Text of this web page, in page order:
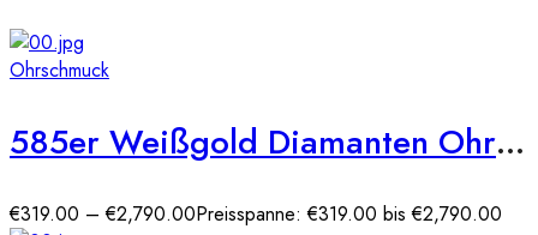
Ohrschmuck
585er Weißgold Diamanten Ohrstecker Zargenfassung
€319.00 –€2,790.00Preisspanne: €319.00 bis €2,790.00